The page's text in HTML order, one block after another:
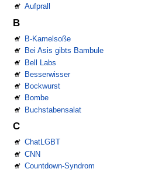
Aufprall
B
B-Kamelsoße
Bei Asis gibts Bambule
Bell Labs
Besserwisser
Bockwurst
Bombe
Buchstabensalat
C
ChatLGBT
CNN
Countdown-Syndrom